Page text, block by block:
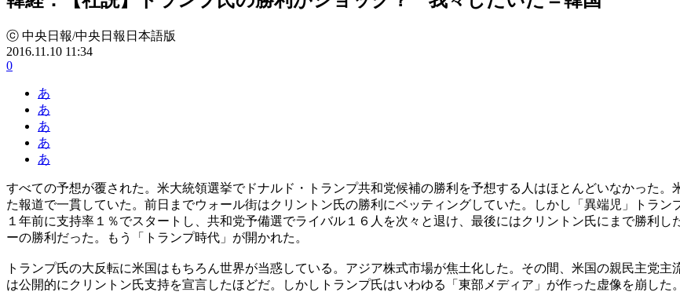
ⓒ 中央日報/中央日報日本語版
2016.11.10 11:34
0
あ
あ
あ
あ
あ
すべての予想が覆された。米大統領選挙でドナルド・トランプ共和党候補の勝利を予想する人はほとんどいなかった
た報道で一貫していた。前日までウォール街はクリントン氏の勝利にベッティングしていた。しかし「異端児」トラン
１年前に支持率１％でスタートし、共和党予備選でライバル１６人を次々と退け、最後にはクリントン氏にまで勝利
ーの勝利だった。もう「トランプ時代」が開かれた。
トランプ氏の大反転に米国はもちろん世界が当惑している。アジア株式市場が焦土化した。その間、米国の親民主党
は公開的にクリントン氏支持を宣言したほどだ。しかしトランプ氏はいわゆる「東部メディア」が作った虚像を崩し